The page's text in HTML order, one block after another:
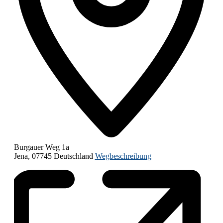
Burgauer Weg 1a
Jena, 07745 Deutschland Wegbeschreibung